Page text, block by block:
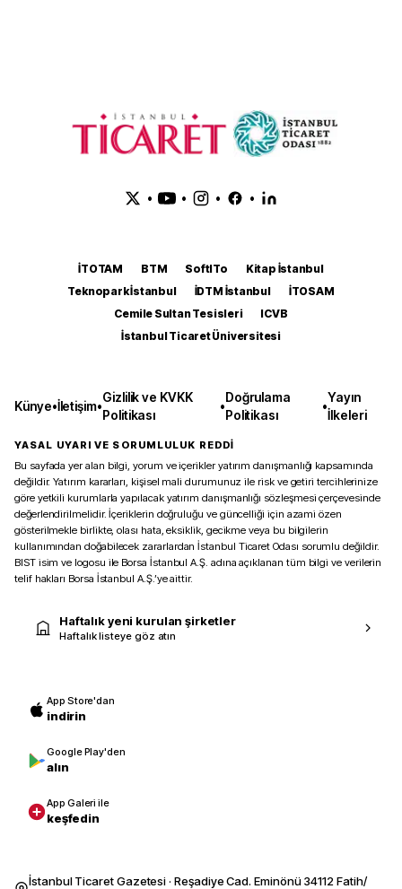
• • • •
İTOTAM BTM SoftITo
Kitap İstanbul
Teknopark İstanbul
İDTM İstanbul
İTOSAM
Cemile Sultan Tesisleri
ICVB
İstanbul Ticaret Üniversitesi
Künye•İletişim•
Gizlilik ve KVKK
Politikası
•
Doğrulama
Politikası
•
Yayın
İlkeleri
YASAL UYARI VE SORUMLULUK REDDİ
Bu sayfada yer alan bilgi, yorum ve içerikler yatırım danışmanlığı kapsamında
değildir. Yatırım kararları, kişisel mali durumunuz ile risk ve getiri tercihlerinize
göre yetkili kurumlarla yapılacak yatırım danışmanlığı sözleşmesi çerçevesinde
değerlendirilmelidir. İçeriklerin doğruluğu ve güncelliği için azami özen
gösterilmekle birlikte, olası hata, eksiklik, gecikme veya bu bilgilerin
kullanımından doğabilecek zararlardan İstanbul Ticaret Odası sorumlu değildir.
BIST isim ve logosu ile Borsa İstanbul A.Ş. adına açıklanan tüm bilgi ve verilerin
telif hakları Borsa İstanbul A.Ş.’ye aittir.
Haftalık yeni kurulan şirketler
Haftalık listeye göz atın
App Store'dan
indirin
Google Play'den
alın
App Galeri ile
keşfedin
İstanbul Ticaret Gazetesi · Reşadiye Cad. Eminönü 34112 Fatih/